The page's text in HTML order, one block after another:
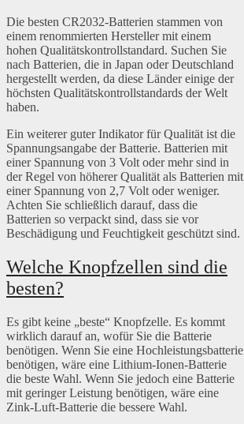
Die besten CR2032-Batterien stammen von
einem renommierten Hersteller mit einem
hohen Qualitätskontrollstandard. Suchen Sie
nach Batterien, die in Japan oder Deutschland
hergestellt werden, da diese Länder einige der
höchsten Qualitätskontrollstandards der Welt
haben.
Ein weiterer guter Indikator für Qualität ist die
Spannungsangabe der Batterie. Batterien mit
einer Spannung von 3 Volt oder mehr sind in
der Regel von höherer Qualität als Batterien mit
einer Spannung von 2,7 Volt oder weniger.
Achten Sie schließlich darauf, dass die
Batterien so verpackt sind, dass sie vor
Beschädigung und Feuchtigkeit geschützt sind.
Welche Knopfzellen sind die
besten?
Es gibt keine „beste“ Knopfzelle. Es kommt
wirklich darauf an, wofür Sie die Batterie
benötigen. Wenn Sie eine Hochleistungsbatterie
benötigen, wäre eine Lithium-Ionen-Batterie
die beste Wahl. Wenn Sie jedoch eine Batterie
mit geringer Leistung benötigen, wäre eine
Zink-Luft-Batterie die bessere Wahl.